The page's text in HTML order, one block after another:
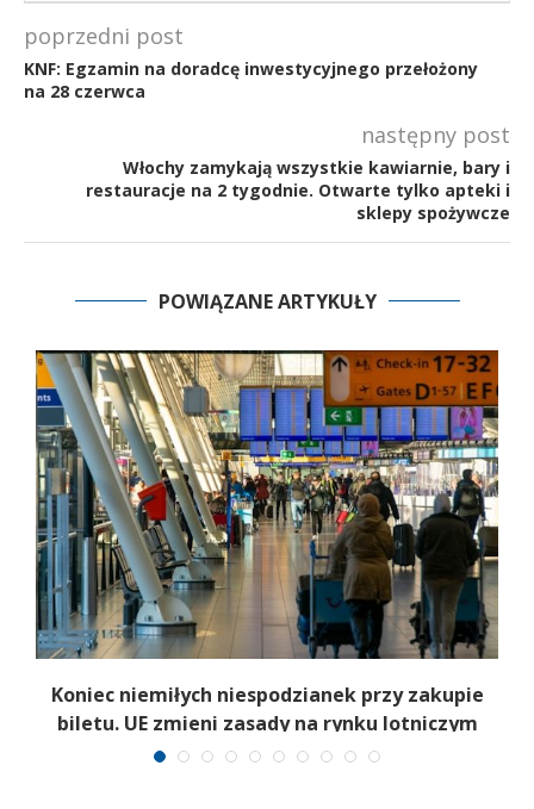
poprzedni post
KNF: Egzamin na doradcę inwestycyjnego przełożony
na 28 czerwca
następny post
Włochy zamykają wszystkie kawiarnie, bary i
restauracje na 2 tygodnie. Otwarte tylko apteki i
sklepy spożywcze
POWIĄZANE ARTYKUŁY
Koniec niemiłych niespodzianek przy zakupie
biletu. UE zmieni zasady na rynku lotniczym